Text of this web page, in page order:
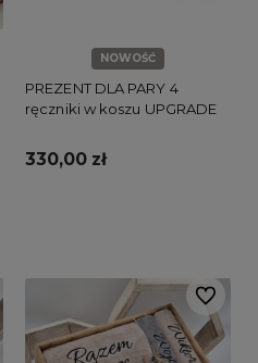
NOWOŚĆ
PREZENT DLA PARY 4
ręczniki w koszu UPGRADE
330,00 zł
Do